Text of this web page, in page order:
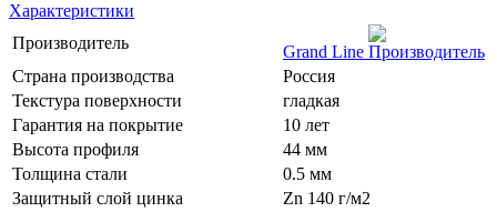
Характеристики
Производитель
Grand Line
Страна производства
Россия
Текстура поверхности
гладкая
Гарантия на покрытие
10 лет
Высота профиля
44 мм
Толщина стали
0.5 мм
Защитный слой цинка
Zn 140 г/м2